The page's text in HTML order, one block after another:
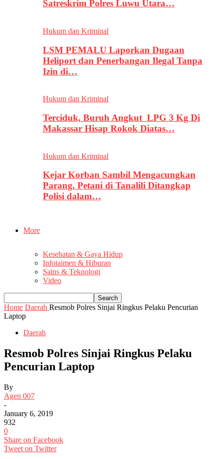
Satreskrim Polres Luwu Utara…
Hukum dan Kriminal
LSM PEMALU Laporkan Dugaan
Heliport dan Penerbangan Ilegal Tanpa
Izin di…
Hukum dan Kriminal
Terciduk, Buruh Angkut LPG 3 Kg Di
Makassar Hisap Rokok Diatas…
Hukum dan Kriminal
Kejar Korban Sambil Mengacungkan
Parang, Petani di Tanalili Ditangkap
Polisi dalam…
More
Kesehatan & Gaya Hidup
Infotaimen & Hiburan
Sains & Teknologi
Video
Home Daerah Resmob Polres Sinjai Ringkus Pelaku Pencurian
Laptop
Daerah
Resmob Polres Sinjai Ringkus Pelaku
Pencurian Laptop
By
Agen 007
-
January 6, 2019
932
0
Share on Facebook
Tweet on Twitter